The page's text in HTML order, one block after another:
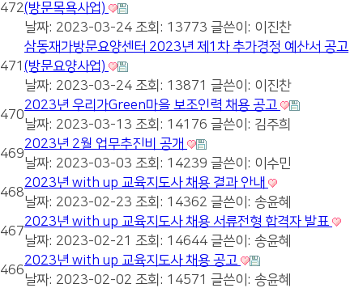
472(방문목욕사업)
날짜: 2023-03-24 조회: 13773 글쓴이: 이진찬
471
삼동재가방문요양센터 2023년 제1차 추가경정 예산서 공고
(방문요양사업)
날짜: 2023-03-24 조회: 13871 글쓴이: 이진찬
470
2023년 우리가Green마을 보조인력 채용 공고
날짜: 2023-03-13 조회: 14176 글쓴이: 김주희
469
2023년 2월 업무추진비 공개
날짜: 2023-03-03 조회: 14239 글쓴이: 이수민
468
2023년 with up 교육지도사 채용 결과 안내
날짜: 2023-02-23 조회: 14362 글쓴이: 송윤혜
467
2023년 with up 교육지도사 채용 서류전형 합격자 발표
날짜: 2023-02-21 조회: 14644 글쓴이: 송윤혜
466
2023년 with up 교육지도사 채용 공고
날짜: 2023-02-02 조회: 14571 글쓴이: 송윤혜